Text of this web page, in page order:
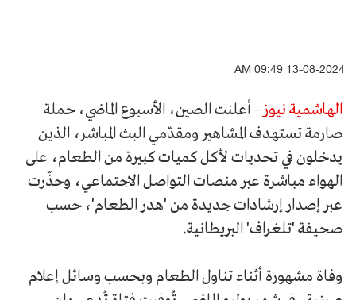
13-08-2024 09:49 AM
الهاشمية نيوز - أعلنت الصين، الأسبوع الماضي، حملة
صارمة تستهدف المشاهير ومقدّمي البث المباشر، الذين
يدخلون في تحديات لأكل كميات كبيرة من الطعام، على
الهواء مباشرة عبر منصات التواصل الاجتماعي، وحذّرت
عبر إصدار إرشادات جديدة من 'هدر الطعام'، حسب
صحيفة 'تلغراف' البريطانية.
وفاة مشهورة أثناء تناول الطعام وبحسب وسائل إعلام